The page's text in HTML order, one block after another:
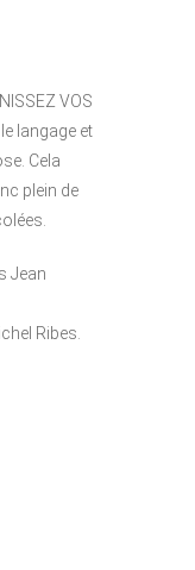
VOS
langage et
Cela
plein de
Jean
Ribes.